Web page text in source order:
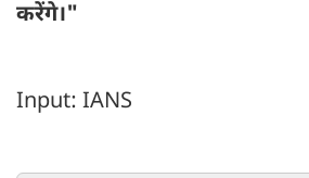
करेंगे।"
Input: IANS